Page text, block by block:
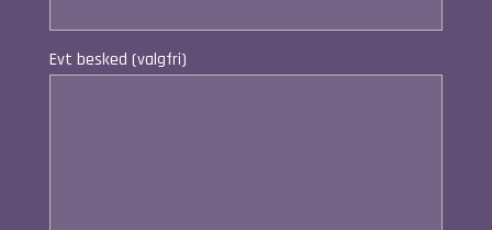
Evt besked (valgfri)